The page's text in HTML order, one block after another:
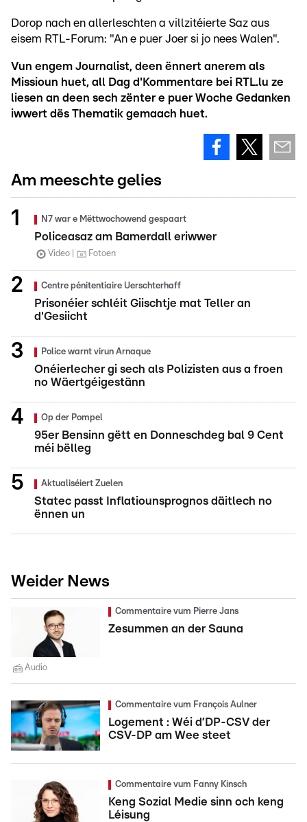
Dorop nach en allerleschten a villzitéierte Saz aus
eisem RTL-Forum: "An e puer Joer si jo nees Walen".
Vun engem Journalist, deen ënnert anerem als
Missioun huet, all Dag d'Kommentare bei RTL.lu ze
liesen an deen sech zënter e puer Woche Gedanken
iwwert dës Thematik gemaach huet.
Am meeschte gelies
N7 war e Mëttwochowend gespaart
Policeasaz am Bamerdall eriwwer
Video Fotoen
Centre pénitentiaire Uerschterhaff
Prisonéier schléit Giischtje mat Teller an
d'Gesiicht
Police warnt virun Arnaque
Onéierlecher gi sech als Polizisten aus a froen
no Wäertgéigestänn
Op der Pompel
95er Bensinn gëtt en Donneschdeg bal 9 Cent
méi bëlleg
Aktualiséiert Zuelen
Statec passt Inflatiounsprognos däitlech no
ënnen un
Weider News
Commentaire vum Pierre Jans
Zesummen an der Sauna
Audio
Commentaire vum François Aulner
Logement : Wéi d’DP-CSV der
CSV-DP am Wee steet
Commentaire vum Fanny Kinsch
Keng Sozial Medie sinn och keng
Léisung